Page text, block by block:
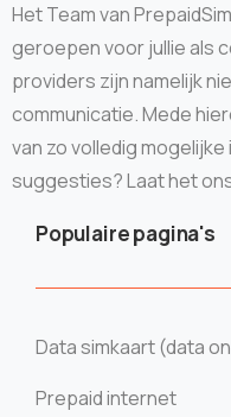
Het Team van
geroepen voor jullie als
providers zijn namelijk
communicatie. Mede
van zo volledig
suggesties? Laat het
Populaire pagina's
Data simkaart (data
Prepaid internet